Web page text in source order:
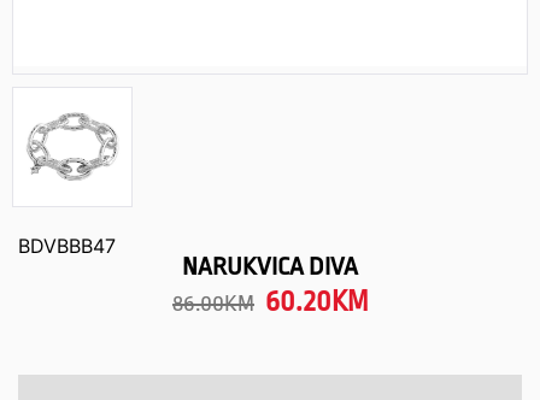
BDVBBB47
NARUKVICA DIVA
86.00KM 60.20 KM